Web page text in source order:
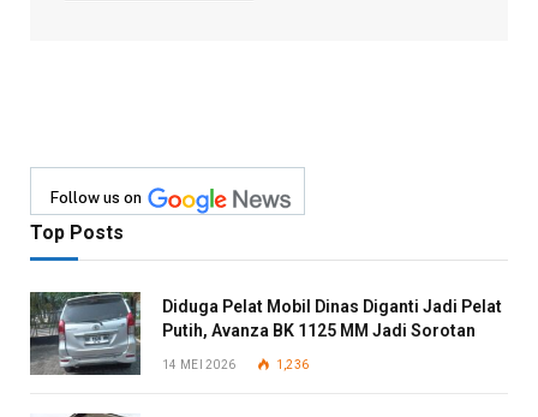
Follow us on
Top Posts
Diduga Pelat Mobil Dinas Diganti Jadi Pelat
Putih, Avanza BK 1125 MM Jadi Sorotan
14 MEI 2026 1,236